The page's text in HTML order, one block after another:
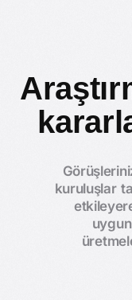
kuruluşlar